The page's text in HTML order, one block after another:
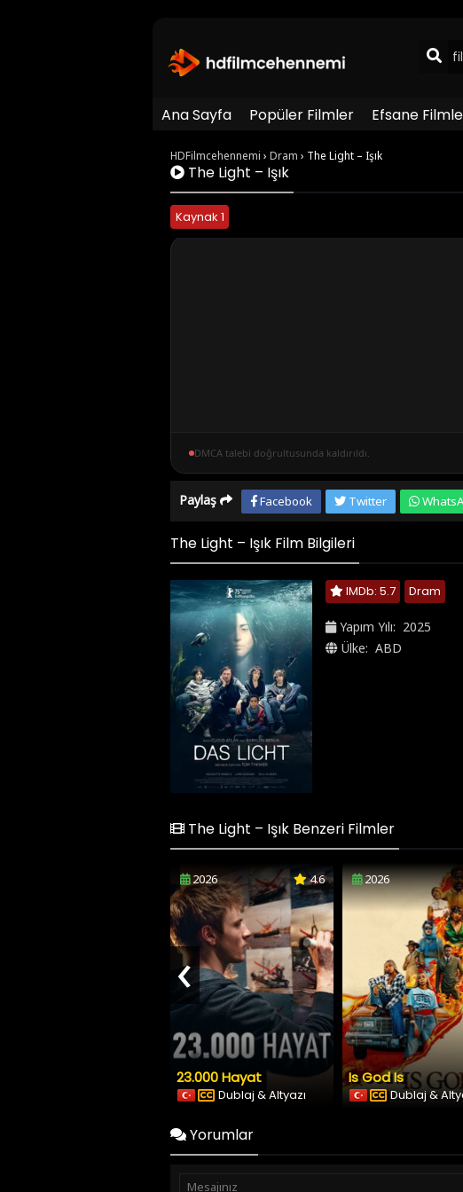
Ana Sayfa Popüler Filmler Efsane
HDFilmcehennemi › Dram › The Light – Işık
The Light – Işık
Kaynak 1
DMCA talebi doğrultusunda kaldırıldı.
Paylaş Facebook Twitter
The Light – Işık Film Bilgileri
IMDb: 5.7 Dram
Yapım Yılı: 2025
Ülke: ABD
The Light – Işık Benzeri Filmler
2026 4.6
23.000 Hayat
Dublaj & Altyazı
2026
Is God Is
Dublaj &
‹
Yorumlar